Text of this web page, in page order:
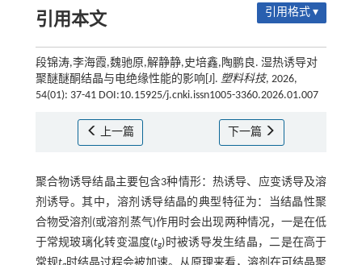
引用本文 引用格式 ▾
段锦涛,李海霞,魏驰原,解静静,史培鑫,陶鹏良. 湿热诱导对
聚醚醚酮结晶与电绝缘性能的影响[J]. 塑料科技, 2026,
54(01): 37-41 DOI:10.15925/j.cnki.issn1005-3360.2026.01.007
上一篇 下一篇
聚合物诱导结晶主要包含3种情形：热诱导、应变诱导及溶
剂诱导。其中，溶剂诱导结晶的典型特征为：当结晶性聚
合物受溶剂(或溶剂蒸气)作用时会出现两种情况，一是在低
于常规玻璃化转变温度(tg)时被诱导发生结晶，二是在高于